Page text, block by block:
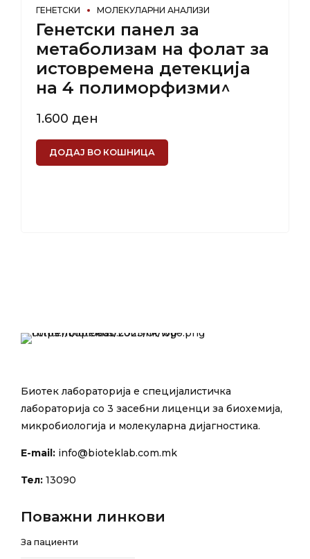
ГЕНЕТСКИ МОЛЕКУЛАРНИ АНАЛИЗИ
Генетски панел за
метаболизам на фолат за
истовремена детекција
на 4 полиморфизми^
1.600 ден
ДОДАЈ ВО КОШНИЦА
Биотек лабораторија е специјалистичка
лабораторија со 3 засебни лиценци за биохемија,
микробиологија и молекуларна дијагностика.
E-mail: info@bioteklab.com.mk
Тел: 13090
Поважни линкови
За пациенти